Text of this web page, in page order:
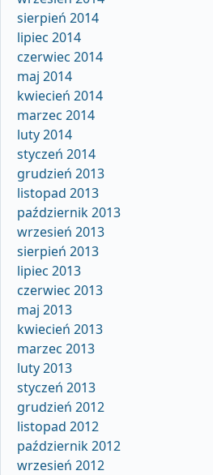
sierpień 2014
lipiec 2014
czerwiec 2014
maj 2014
kwiecień 2014
marzec 2014
luty 2014
styczeń 2014
grudzień 2013
listopad 2013
październik 2013
wrzesień 2013
sierpień 2013
lipiec 2013
czerwiec 2013
maj 2013
kwiecień 2013
marzec 2013
luty 2013
styczeń 2013
grudzień 2012
listopad 2012
październik 2012
wrzesień 2012